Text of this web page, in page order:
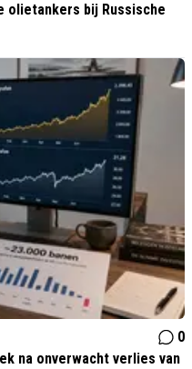
olietankers bij Russische
0
na onverwacht verlies van